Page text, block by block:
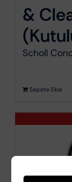
&
Scholl
Sepete Ekle